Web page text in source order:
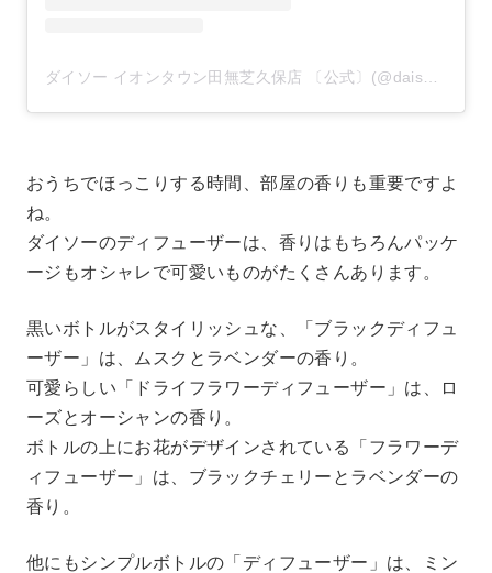
おうちでほっこりする時間、部屋の香りも重要ですよ
ね。
ダイソーのディフューザーは、香りはもちろんパッケ
ージもオシャレで可愛いものがたくさんあります。
黒いボトルがスタイリッシュな、「ブラックディフュ
ーザー」は、ムスクとラベンダーの香り。
可愛らしい「ドライフラワーディフューザー」は、ロ
ーズとオーシャンの香り。
ボトルの上にお花がデザインされている「フラワーデ
ィフューザー」は、ブラックチェリーとラベンダーの
香り。
他にもシンプルボトルの「ディフューザー」は、ミン